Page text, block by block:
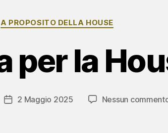
Categorie
A PROPOSITO DELLA HOUSE
per la
Data2 Maggio 2025 Nessun